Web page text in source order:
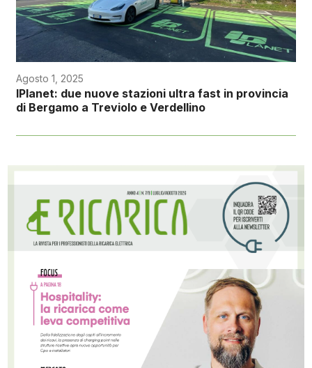
Agosto 1, 2025
IPlanet: due nuove stazioni ultra fast in provincia
di Bergamo a Treviolo e Verdellino